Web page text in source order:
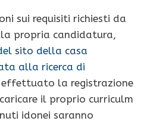
sui requisiti richiesti da
propria candidatura,
sito della casa
alla ricerca di
effettuato la registrazione
il proprio curriculm
idonei saranno